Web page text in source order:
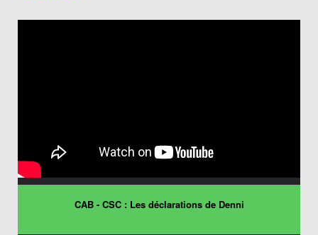
CAB - CSC : Les déclarations de Denni